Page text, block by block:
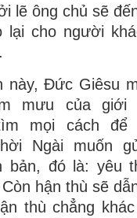
lẽ ông chủ sẽ
lại cho người
này, Đức Giêsu
mưu của giới
mọi cách
Ngài muốn
bản, đó là: yêu
hận thù sẽ
thù chẳng